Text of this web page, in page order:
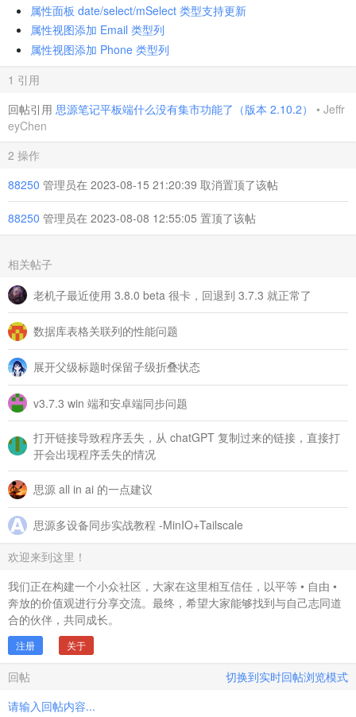
属性面板 date/select/mSelect 类型支持更新
属性视图添加 Email 类型列
属性视图添加 Phone 类型列
1 引用
回帖引用 思源笔记平板端什么没有集市功能了（版本 2.10.2） • Jeffr
eyChen
2 操作
88250 管理员在 2023-08-15 21:20:39 取消置顶了该帖
88250 管理员在 2023-08-08 12:55:05 置顶了该帖
相关帖子
老机子最近使用 3.8.0 beta 很卡，回退到 3.7.3 就正常了
数据库表格关联列的性能问题
展开父级标题时保留子级折叠状态
v3.7.3 win 端和安卓端同步问题
打开链接导致程序丢失，从 chatGPT 复制过来的链接，直接打
开会出现程序丢失的情况
思源 all in ai 的一点建议
思源多设备同步实战教程 -MinIO+Tailscale
欢迎来到这里！
我们正在构建一个小众社区，大家在这里相互信任，以平等 • 自由 •
奔放的价值观进行分享交流。最终，希望大家能够找到与自己志同道
合的伙伴，共同成长。
注册 关于
回帖
切换到实时回帖浏览模式
请输入回帖内容...